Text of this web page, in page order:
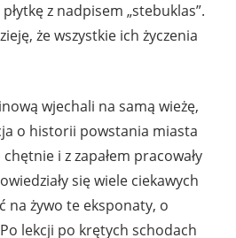
z nadpisem „stebuklas”.
że wszystkie ich życzenia
wjechali na samą wieżę,
o historii powstania miasta
i z zapałem pracowały
się wiele ciekawych
na żywo te eksponaty, o
lekcji po krętych schodach